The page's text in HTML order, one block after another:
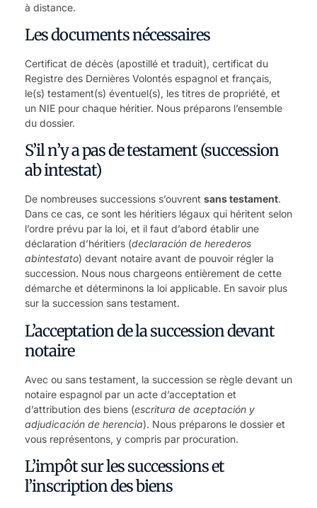
à distance.
Les documents nécessaires
Certificat de décès (apostillé et traduit), certificat du
Registre des Dernières Volontés espagnol et français,
le(s) testament(s) éventuel(s), les titres de propriété, et
un NIE pour chaque héritier. Nous préparons l’ensemble
du dossier.
S’il n’y a pas de testament (succession
ab intestat)
De nombreuses successions s’ouvrent sans testament.
Dans ce cas, ce sont les héritiers légaux qui héritent selon
l’ordre prévu par la loi, et il faut d’abord établir une
déclaration d’héritiers (declaración de herederos
abintestato) devant notaire avant de pouvoir régler la
succession. Nous nous chargeons entièrement de cette
démarche et déterminons la loi applicable. En savoir plus
sur la succession sans testament.
L’acceptation de la succession devant
notaire
Avec ou sans testament, la succession se règle devant un
notaire espagnol par un acte d’acceptation et
d’attribution des biens (escritura de aceptación y
adjudicación de herencia). Nous préparons le dossier et
vous représentons, y compris par procuration.
L’impôt sur les successions et
l’inscription des biens